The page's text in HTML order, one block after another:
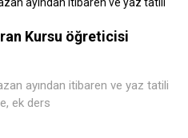
Kursu öğreticisi
ayından itibaren ve yaz tatili
ek ders